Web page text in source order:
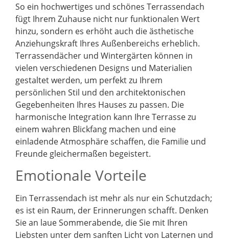
So ein hochwertiges und schönes Terrassendach
fügt Ihrem Zuhause nicht nur funktionalen Wert
hinzu, sondern es erhöht auch die ästhetische
Anziehungskraft Ihres Außenbereichs erheblich.
Terrassendächer und Wintergärten können in
vielen verschiedenen Designs und Materialien
gestaltet werden, um perfekt zu Ihrem
persönlichen Stil und den architektonischen
Gegebenheiten Ihres Hauses zu passen. Die
harmonische Integration kann Ihre Terrasse zu
einem wahren Blickfang machen und eine
einladende Atmosphäre schaffen, die Familie und
Freunde gleichermaßen begeistert.
Emotionale Vorteile
Ein Terrassendach ist mehr als nur ein Schutzdach;
es ist ein Raum, der Erinnerungen schafft. Denken
Sie an laue Sommerabende, die Sie mit Ihren
Liebsten unter dem sanften Licht von Laternen und